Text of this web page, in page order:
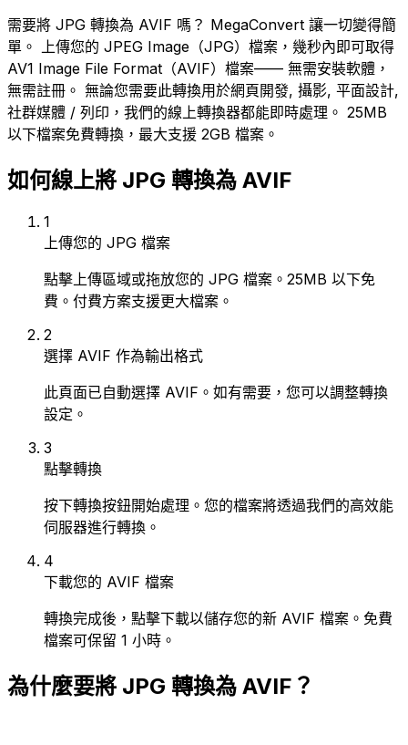
需要將 JPG 轉換為 AVIF 嗎？ MegaConvert 讓一切變得簡
單。 上傳您的 JPEG Image（JPG）檔案，幾秒內即可取得
AV1 Image File Format（AVIF）檔案—— 無需安裝軟體，
無需註冊。 無論您需要此轉換用於網頁開發, 攝影, 平面設計,
社群媒體 / 列印，我們的線上轉換器都能即時處理。 25MB
以下檔案免費轉換，最大支援 2GB 檔案。
如何線上將 JPG 轉換為 AVIF
1
上傳您的 JPG 檔案
點擊上傳區域或拖放您的 JPG 檔案。25MB 以下免
費。付費方案支援更大檔案。
2
選擇 AVIF 作為輸出格式
此頁面已自動選擇 AVIF。如有需要，您可以調整轉換
設定。
3
點擊轉換
按下轉換按鈕開始處理。您的檔案將透過我們的高效能
伺服器進行轉換。
4
下載您的 AVIF 檔案
轉換完成後，點擊下載以儲存您的新 AVIF 檔案。免費
檔案可保留 1 小時。
為什麼要將 JPG 轉換為 AVIF？